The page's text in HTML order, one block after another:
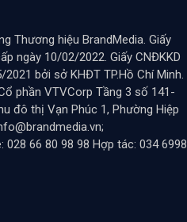
Thương hiệu BrandMedia. Giấy
ngày 10/02/2022. Giấy CNĐKKD
bởi sở KHĐT TP.Hồ Chí Minh.
phần VTVCorp Tầng 3 số 141-
đô thị Vạn Phúc 1, Phường Hiệp
028 66 80 98 98 Hợp tác: 034 6998